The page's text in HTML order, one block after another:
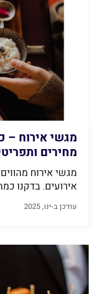
מגשי אירוח –
מחירים ותפריטים
מגשי אירוח
אירועים. בדקנו
עודכן ב-ינו, 2025